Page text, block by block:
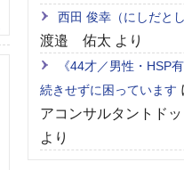
西田 俊幸（にしだとし
渡邉 佑太 より
《44才／男性・HSP
続きせずに困っています
アコンサルタントドッ
より